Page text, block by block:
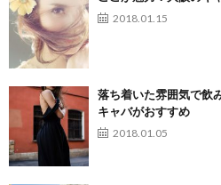
2018.01.15
落ち着いた雰囲気で飲
キャバがおすすめ
2018.01.05